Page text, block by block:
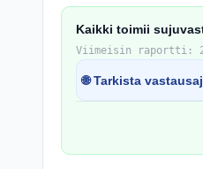
Kaikki toimii
Viimeisin raportti:
🌐 Tarkista